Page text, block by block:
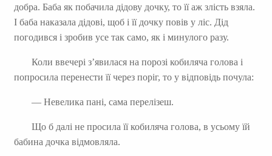
добра. Баба як побачила дідову дочку, то її аж злість взяла.
І баба наказала дідові, щоб і її дочку повів у ліс. Дід
погодився і зробив усе так само, як і минулого разу.
Коли ввечері з’явилася на порозі кобиляча голова і
попросила перенести її через поріг, то у відповідь почула:
— Невелика пані, сама перелізеш.
Що б далі не просила її кобиляча голова, в усьому їй
бабина дочка відмовляла.